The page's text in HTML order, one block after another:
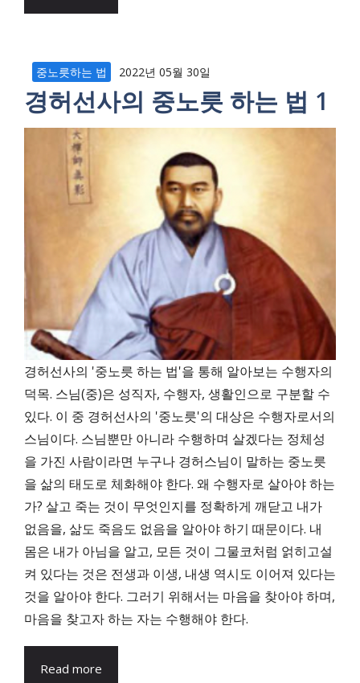
중노릇하는 법 2022년 05월 30일
경허선사의 중노릇 하는 법 1
경허선사의 '중노릇 하는 법'을 통해 알아보는 수행자의
덕목. 스님(중)은 성직자, 수행자, 생활인으로 구분할 수
있다. 이 중 경허선사의 '중노릇'의 대상은 수행자로서의
스님이다. 스님뿐만 아니라 수행하며 살겠다는 정체성
을 가진 사람이라면 누구나 경허스님이 말하는 중노릇
을 삶의 태도로 체화해야 한다. 왜 수행자로 살아야 하는
가? 살고 죽는 것이 무엇인지를 정확하게 깨닫고 내가
없음을, 삶도 죽음도 없음을 알아야 하기 때문이다. 내
몸은 내가 아님을 알고, 모든 것이 그물코처럼 얽히고설
켜 있다는 것은 전생과 이생, 내생 역시도 이어져 있다는
것을 알아야 한다. 그러기 위해서는 마음을 찾아야 하며,
마음을 찾고자 하는 자는 수행해야 한다.
Read more